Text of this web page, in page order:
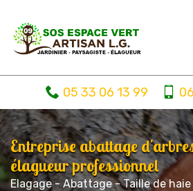
05 33 06 13 99
Entreprise abattage
élagueur professionnel
Elagage - Abattage - Taille de